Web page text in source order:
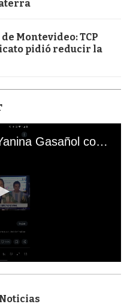
Montevideo: TCP
pidió reducir la
El mal momento de Yanina Gasañol con un hincha argentino en "Subrayado"